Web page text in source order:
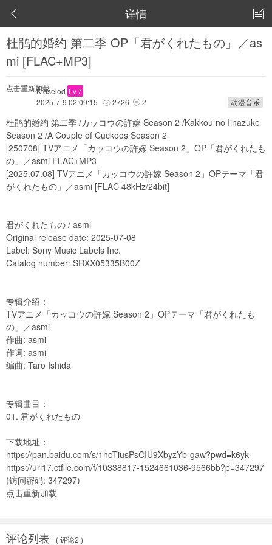
 详情 
杜鹃的婚约 第二季 OP「君がくれたもの」／as
mi [FLAC+MP3]
点击重新加载Ktdselod Lv.7
2025-7-9 02:09:15
 2726  2 动漫音乐
杜鹃的婚约 第二季 /カッコウの許嫁 Season 2 /Kakkou no Iinazuke
Season 2 /A Couple of Cuckoos Season 2
[250708] TVアニメ「カッコウの許嫁 Season 2」OP「君がくれたも
の」／asmi FLAC+MP3
[2025.07.08] TVアニメ「カッコウの許嫁 Season 2」OPテーマ「君
がくれたもの」／asmi [FLAC 48kHz/24bit]
君がくれたもの / asmi
Original release date: 2025-07-08
Label: Sony Music Labels Inc.
Catalog number: SRXX05335B00Z
专辑介绍：
TVアニメ「カッコウの許嫁 Season 2」OPテーマ「君がくれたも
の」／asmi
作曲: asmi
作词: asmi
编曲: Taro Ishida
专辑曲目：
01. 君がくれたもの
下载地址：
https://pan.baidu.com/s/1hoTiusPsCIU9XbyzYb-gaw?pwd=k6yk
https://url17.ctfile.com/f/10338817-1524661036-9566bb?p=347297
(访问密码: 347297)
点击重新加载
评论列表 ( 评论2 )